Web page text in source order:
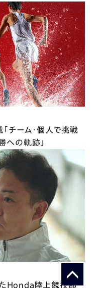
ーム・個人で挑戦
への軌跡」
Honda陸上競技部